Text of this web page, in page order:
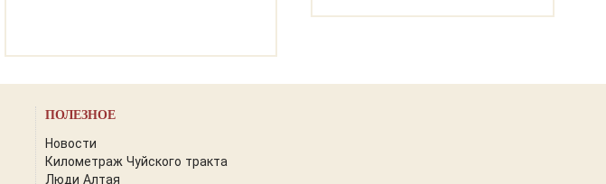
ПОЛЕЗНОЕ
Новости
Километраж Чуйского тракта
Люди Алтая